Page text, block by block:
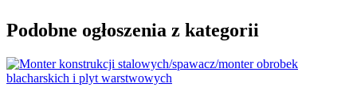
Podobne ogłoszenia z kategorii